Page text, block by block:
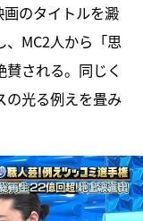
のタイトルを澱
MC2人から「思
される。同じく
の光る例えを畳み